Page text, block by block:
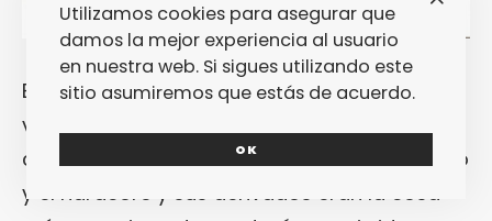
Esta mañana he estado trabajando y he
vuelto a las cintas de casette que
comentaba antes. Cuando era más pequeño
y el hardcore y sus derivados eran la cosa
Utilizamos cookies para asegurar que
damos la mejor experiencia al usuario
en nuestra web. Si sigues utilizando este
sitio asumiremos que estás de acuerdo.
OK